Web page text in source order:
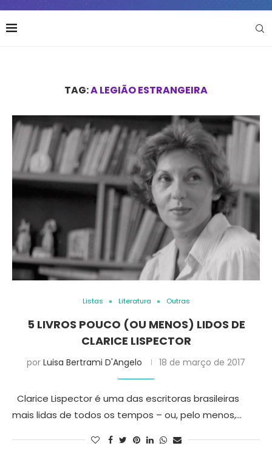
TAG:A LEGIÃO ESTRANGEIRA
Listas Literatura Outras
5 LIVROS POUCO (OU MENOS) LIDOS DE
CLARICE LISPECTOR
por Luisa Bertrami D'Angelo 18 de março de 2017
Clarice Lispector é uma das escritoras brasileiras
mais lidas de todos os tempos – ou, pelo menos,…